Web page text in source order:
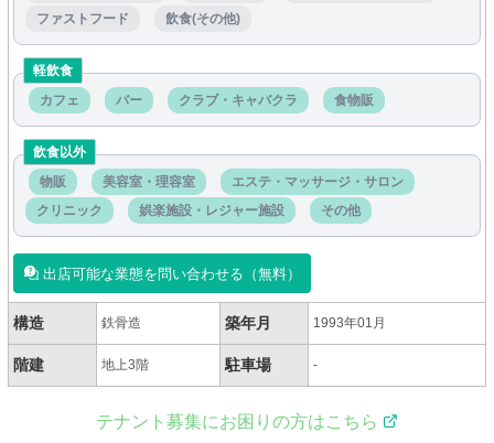
ファストフード
飲食(その他)
軽飲食
カフェ
バー クラブ・キャバクラ 食物販
飲食以外
物販
美容室・理容室
エステ・マッサージ・サロン
クリニック
娯楽施設・レジャー施設 その他
出店可能な業態を問い合わせる（無料）
構造 鉄骨造 築年月 1993年01月
階建 地上3階 駐車場 -
テナント募集にお困りの方はこちら